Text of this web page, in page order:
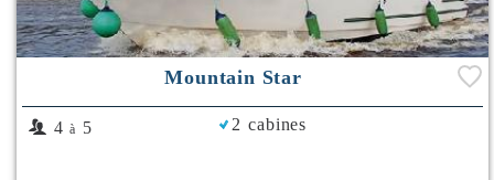
Mountain Star
4 à 5 2 cabines